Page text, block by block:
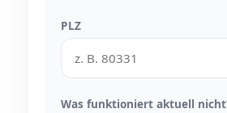
PLZ
Was funktioniert aktuell